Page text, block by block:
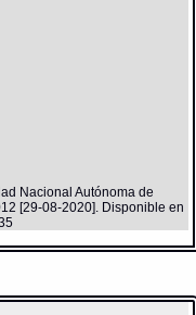
Nacional Autónoma de
[29-08-2020]. Disponible en